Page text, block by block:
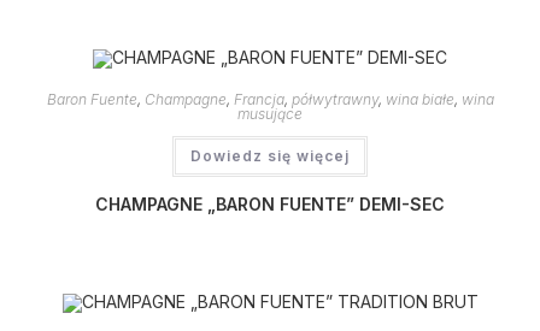
Baron Fuente, Champagne, Francja, półwytrawny, wina białe, wina
musujące
Dowiedz się więcej
CHAMPAGNE „BARON FUENTE” DEMI-SEC